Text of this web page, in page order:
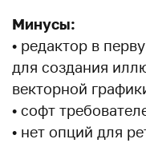
Минусы:
• редактор в
для создания
векторной
• софт
• нет опций для